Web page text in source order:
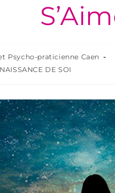
Psycho-praticienne Caen
DE SOI